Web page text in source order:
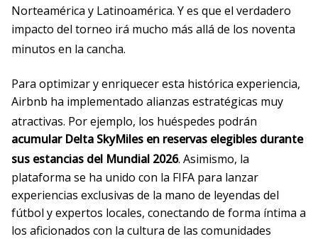
Norteamérica y Latinoamérica. Y es que el verdadero
impacto del torneo irá mucho más allá de los noventa
minutos en la cancha.
Para optimizar y enriquecer esta histórica experiencia,
Airbnb ha implementado alianzas estratégicas muy
atractivas. Por ejemplo, los huéspedes podrán
acumular Delta SkyMiles en reservas elegibles durante
sus estancias del Mundial 2026. Asimismo, la
plataforma se ha unido con la FIFA para lanzar
experiencias exclusivas de la mano de leyendas del
fútbol y expertos locales, conectando de forma íntima a
los aficionados con la cultura de las comunidades